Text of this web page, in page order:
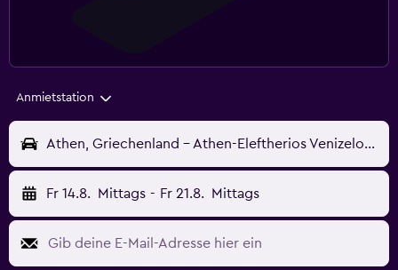
Anmietstation
Athen, Griechenland - Athen-Eleftherios Venizelos (ATH)
Fr 14.8. Mittags - Fr 21.8. Mittags